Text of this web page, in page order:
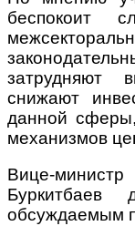
беспокоит
затрудняют
снижают
данной
механизмов
Вице-
обсуждаемым